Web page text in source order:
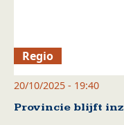
Regio
20/10/2025 - 19:40
Provincie blijft